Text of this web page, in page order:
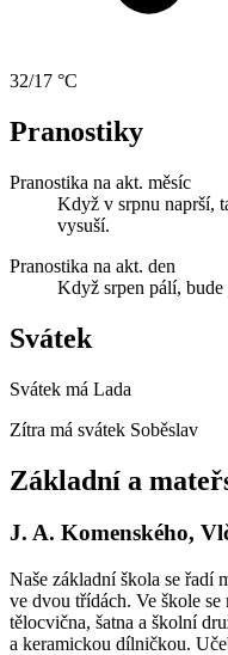
32/17 °C
Pranostiky
Pranostika na akt. měsíc
Když v srpnu naprší,
vysuší.
Pranostika na akt. den
Když srpen pálí,
Svátek
Svátek má Lada
Zítra má svátek Soběslav
Základní a
J. A. Komenského,
Naše základní škola se řadí
ve dvou třídách. Ve škole se
tělocvična, šatna a školní
a keramickou dílničkou.